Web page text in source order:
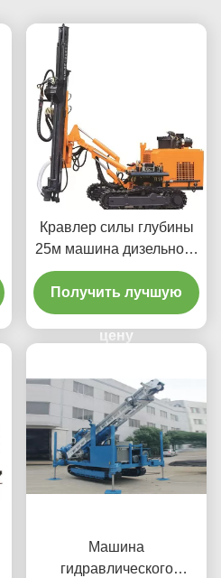
Кравлер силы глубины
25м машина дизельного
гидравлического сверля
Получить лучшую
цену
Машина
гидравлического